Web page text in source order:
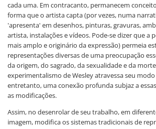
cada uma. Em contracanto, permanecem
forma que o artista capta (por vezes, numa
'apresenta' em desenhos, pinturas, gravuras,
artista, instalações e vídeos. Pode-se dizer que a
mais amplo e originário da expressão) permeia
representações diversas de uma preocupação
da origem, do sagrado, da sexualidade e da
experimentalismo de Wesley atravessa seu modo
entretanto, uma conexão profunda subjaz a
as modificações.
Assim, no desenrolar de seu trabalho, em
imagem, modifica os sistemas tradicionais de